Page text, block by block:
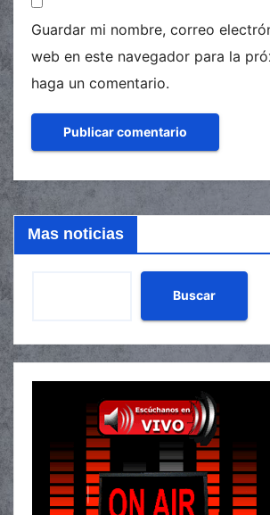
Guardar mi nombre, correo
web en este navegador para la
haga un comentario.
Mas noticias
Buscar